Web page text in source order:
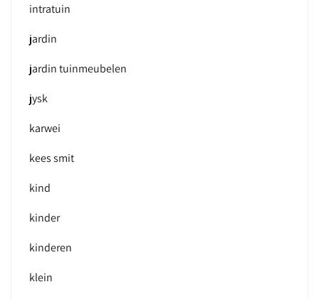
intratuin
jardin
jardin tuinmeubelen
jysk
karwei
kees smit
kind
kinder
kinderen
klein